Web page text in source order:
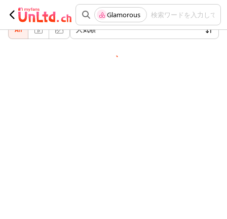
Glamorous 検索ワードを入力してく
ジャンル "Glamorous" でおすすめの投稿
All 人気順